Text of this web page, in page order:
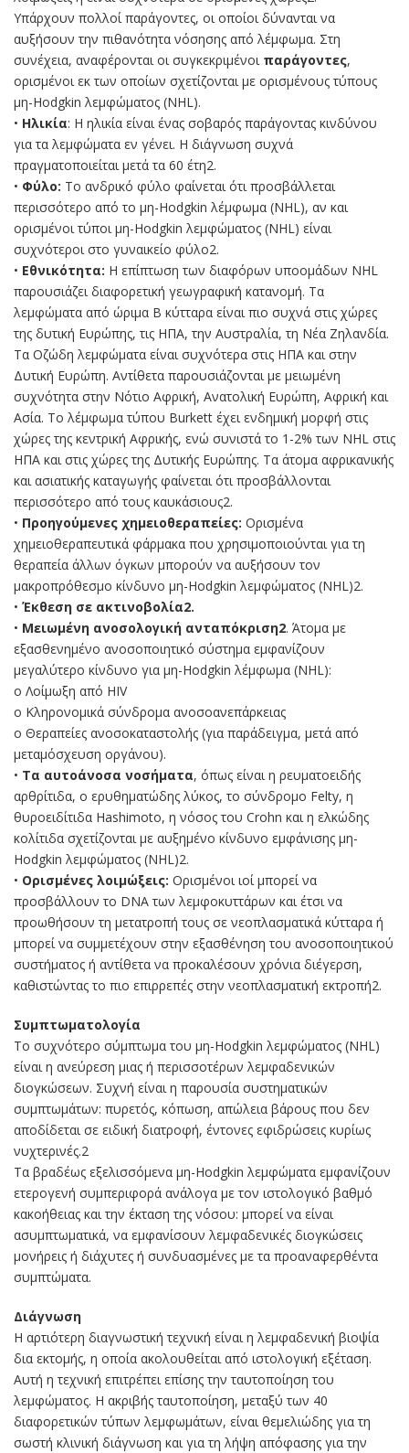
Υπάρχουν πολλοί παράγοντες, οι οποίοι δύνανται να
αυξήσουν την πιθανότητα νόσησης από λέμφωμα. Στη
συνέχεια, αναφέρονται οι συγκεκριμένοι παράγοντες,
ορισμένοι εκ των οποίων σχετίζονται με ορισμένους τύπους
μη-Hodgkin λεμφώματος (ΝHL).
• Ηλικία: Η ηλικία είναι ένας σοβαρός παράγοντας κινδύνου
για τα λεμφώματα εν γένει. Η διάγνωση συχνά
πραγματοποιείται μετά τα 60 έτη2.
• Φύλο: Το ανδρικό φύλο φαίνεται ότι προσβάλλεται
περισσότερο από το μη-Hodgkin λέμφωμα (ΝHL), αν και
ορισμένοι τύποι μη-Hodgkin λεμφώματος (ΝHL) είναι
συχνότεροι στο γυναικείο φύλο2.
• Εθνικότητα: Η επίπτωση των διαφόρων υποομάδων NHL
παρουσιάζει διαφορετική γεωγραφική κατανομή. Τα
λεμφώματα από ώριμα Β κύτταρα είναι πιο συχνά στις χώρες
της δυτική Ευρώπης, τις ΗΠΑ, την Αυστραλία, τη Νέα Ζηλανδία.
Τα Οζώδη λεμφώματα είναι συχνότερα στις ΗΠΑ και στην
Δυτική Ευρώπη. Αντίθετα παρουσιάζονται με μειωμένη
συχνότητα στην Νότιο Αφρική, Ανατολική Ευρώπη, Αφρική και
Ασία. Το λέμφωμα τύπου Burkett έχει ενδημική μορφή στις
χώρες της κεντρική Αφρικής, ενώ συνιστά το 1-2% των NHL στις
ΗΠΑ και στις χώρες της Δυτικής Ευρώπης. Τα άτομα αφρικανικής
και ασιατικής καταγωγής φαίνεται ότι προσβάλλονται
περισσότερο από τους καυκάσιους2.
• Προηγούμενες χημειοθεραπείες: Ορισμένα
χημειοθεραπευτικά φάρμακα που χρησιμοποιούνται για τη
θεραπεία άλλων όγκων μπορούν να αυξήσουν τον
μακροπρόθεσμο κίνδυνο μη-Hodgkin λεμφώματος (ΝHL)2.
• Έκθεση σε ακτινοβολία2.
• Μειωμένη ανοσολογική ανταπόκριση2. Άτομα με
εξασθενημένο ανοσοποιητικό σύστημα εμφανίζουν
μεγαλύτερο κίνδυνο για μη-Hodgkin λέμφωμα (ΝHL):
o Λοίμωξη από HIV
o Κληρονομικά σύνδρομα ανοσοανεπάρκειας
o Θεραπείες ανοσοκαταστολής (για παράδειγμα, μετά από
μεταμόσχευση οργάνου).
• Τα αυτοάνοσα νοσήματα, όπως είναι η ρευματοειδής
αρθρίτιδα, ο ερυθηματώδης λύκος, το σύνδρομο Felty, η
θυροειδίτιδα Hashimoto, η νόσος του Crohn και η ελκώδης
κολίτιδα σχετίζονται με αυξημένο κίνδυνο εμφάνισης μη-
Hodgkin λεμφώματος (ΝHL)2.
• Ορισμένες λοιμώξεις: Ορισμένοι ιοί μπορεί να
προσβάλλουν το DNA των λεμφοκυττάρων και έτσι να
προωθήσουν τη μετατροπή τους σε νεοπλασματικά κύτταρα ή
μπορεί να συμμετέχουν στην εξασθένηση του ανοσοποιητικού
συστήματος ή αντίθετα να προκαλέσουν χρόνια διέγερση,
καθιστώντας το πιο επιρρεπές στην νεοπλασματική εκτροπή2.
Συμπτωματολογία
Το συχνότερο σύμπτωμα του μη-Hodgkin λεμφώματος (ΝHL)
είναι η ανεύρεση μιας ή περισσοτέρων λεμφαδενικών
διογκώσεων. Συχνή είναι η παρουσία συστηματικών
συμπτωμάτων: πυρετός, κόπωση, απώλεια βάρους που δεν
αποδίδεται σε ειδική διατροφή, έντονες εφιδρώσεις κυρίως
νυχτερινές.2
Τα βραδέως εξελισσόμενα μη-Hodgkin λεμφώματα εμφανίζουν
ετερογενή συμπεριφορά ανάλογα με τον ιστολογικό βαθμό
κακοήθειας και την έκταση της νόσου: μπορεί να είναι
ασυμπτωματικά, να εμφανίσουν λεμφαδενικές διογκώσεις
μονήρεις ή διάχυτες ή συνδυασμένες με τα προαναφερθέντα
συμπτώματα.
Διάγνωση
Η αρτιότερη διαγνωστική τεχνική είναι η λεμφαδενική βιοψία
δια εκτομής, η οποία ακολουθείται από ιστολογική εξέταση.
Αυτή η τεχνική επιτρέπει επίσης την ταυτοποίηση του
λεμφώματος. Η ακριβής ταυτοποίηση, μεταξύ των 40
διαφορετικών τύπων λεμφωμάτων, είναι θεμελιώδης για τη
σωστή κλινική διάγνωση και για τη λήψη απόφασης για την